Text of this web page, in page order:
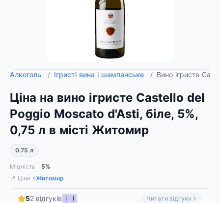
Алкоголь / Ігристі вина і шампанське / Вино ігристе
Ціна на вино ігристе Castello del
Poggio Moscato d'Asti, біле, 5%,
0,75 л в місті Житомир
0.75 л
Міцність
5%
📍 Ціни вЖитомир
52 відгуків І І Читати відгуки